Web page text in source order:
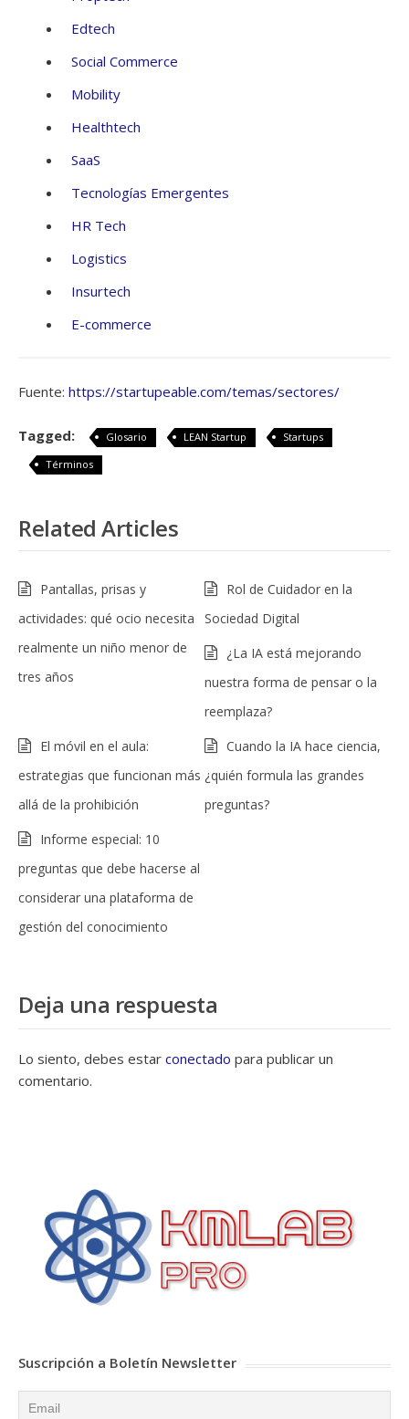
Edtech
Social Commerce
Mobility
Healthtech
SaaS
Tecnologías Emergentes
HR Tech
Logistics
Insurtech
E-commerce
Fuente: https://startupeable.com/temas/sectores/
Tagged: Glosario LEAN Startup
Startups
Términos
Related Articles
Pantallas, prisas y
actividades: qué ocio necesita
realmente un niño menor de
tres años
Rol de Cuidador en la
Sociedad Digital
¿La IA está mejorando
nuestra forma de pensar o la
reemplaza?
El móvil en el aula:
estrategias que funcionan más
allá de la prohibición
Cuando la IA hace ciencia,
¿quién formula las grandes
preguntas?
Informe especial: 10
preguntas que debe hacerse al
considerar una plataforma de
gestión del conocimiento
Deja una respuesta
Lo siento, debes estar conectado para publicar un
comentario.
Suscripción a Boletín Newsletter